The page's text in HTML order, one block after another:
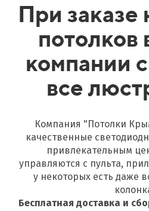
При заказе
потолков
компании
все
Компания "Потолки
качественные
привлекательным
управляются с пульта,
у некоторых есть даже
Бесплатная доставка и